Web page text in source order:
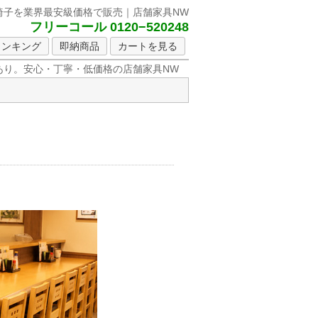
子を業界最安級価格で販売｜店舗家具NW
フリーコール 0120−520248
キング 即納商品
カートを見る
。安心・丁寧・低価格の店舗家具NW